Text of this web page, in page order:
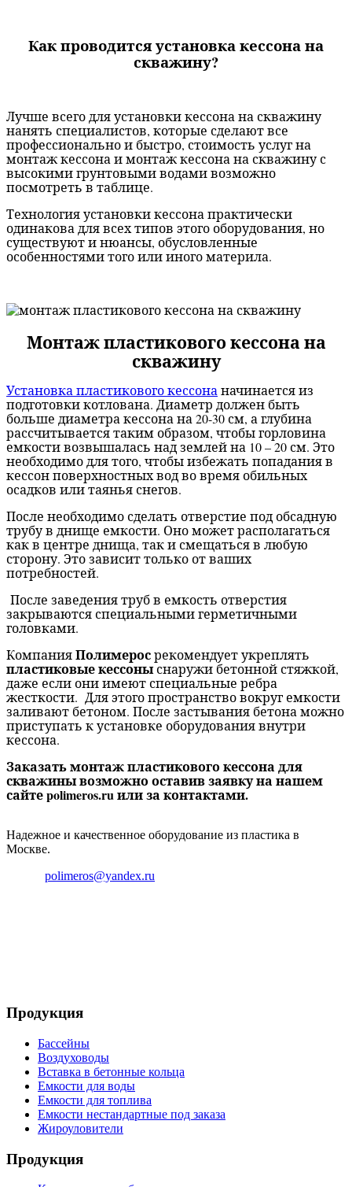
Как проводится установка кессона на
скважину?
Лучше всего для установки кессона на скважину
нанять специалистов, которые сделают все
профессионально и быстро, стоимость услуг на
монтаж кессона и монтаж кессона на скважину с
высокими грунтовыми водами возможно
посмотреть в таблице.
Технология установки кессона практически
одинакова для всех типов этого оборудования, но
существуют и нюансы, обусловленные
особенностями того или иного материла.
Монтаж пластикового кессона на
скважину
Установка пластикового кессона начинается из
подготовки котлована. Диаметр должен быть
больше диаметра кессона на 20-30 см, а глубина
рассчитывается таким образом, чтобы горловина
емкости возвышалась над землей на 10 – 20 см. Это
необходимо для того, чтобы избежать попадания в
кессон поверхностных вод во время обильных
осадков или таянья снегов.
После необходимо сделать отверстие под обсадную
трубу в днище емкости. Оно может располагаться
как в центре днища, так и смещаться в любую
сторону. Это зависит только от ваших
потребностей.
После заведения труб в емкость отверстия
закрываются специальными герметичными
головками.
КомпанияПолимеросрекомендует укреплять
пластиковые кессоныснаружи бетонной стяжкой,
даже если они имеют специальные ребра
жесткости. Для этого пространство вокруг емкости
заливают бетоном. После застывания бетона можно
приступать к установке оборудования внутри
кессона.
Заказать монтаж пластикового кессона для
скважины возможно оставив заявку на нашем
сайтеpolimeros.ru или за контактами.
Надежное и качественное оборудование из пластика в
Москве.
polimeros@yandex.ru
Продукция
Бассейны
Воздуховоды
Вставка в бетонные кольца
Емкости для воды
Емкости для топлива
Емкости нестандартные под заказа
Жироуловители
Продукция